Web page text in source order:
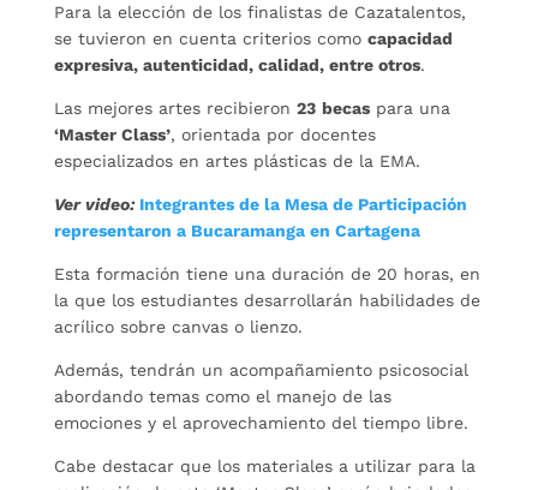
Para la elección de los finalistas de Cazatalentos,
se tuvieron en cuenta criterios como capacidad
expresiva, autenticidad, calidad, entre otros.
Las mejores artes recibieron 23 becaspara una
‘Master Class’, orientada por docentes
especializados en artes plásticas de la EMA.
Ver video: Integrantes de la Mesa de Participación
representaron a Bucaramanga en Cartagena
Esta formación tiene una duración de 20 horas, en
la que los estudiantes desarrollarán habilidades de
acrílico sobre canvas o lienzo.
Además, tendrán un acompañamiento psicosocial
abordando temas como el manejo de las
emociones y el aprovechamiento del tiempo libre.
Cabe destacar que los materiales a utilizar para la